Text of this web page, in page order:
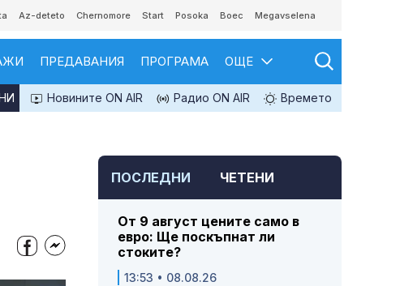
Az-deteto Chernomore Start Posoka Boec Megavselena
ПРЕДАВАНИЯ ПРОГРАМА ОЩЕ
Новините ON AIR Радио ON AIR Времето
ПОСЛЕДНИ ЧЕТЕНИ
От 9 август цените само в
евро: Ще поскъпнат ли
стоките?
13:53 • 08.08.26